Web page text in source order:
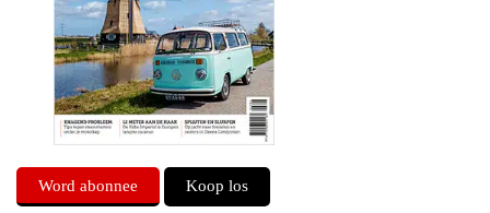
Word abonnee Koop los